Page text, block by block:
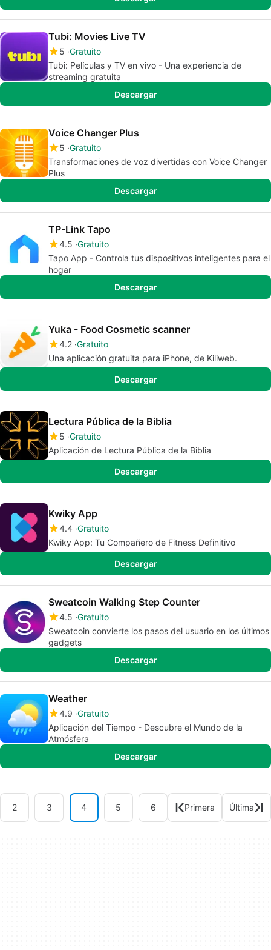
Tubi: Movies Live TV
5 Gratuito
Tubi: Películas y TV en vivo - Una experiencia de
streaming gratuita
Descargar
Voice Changer Plus
5 Gratuito
Transformaciones de voz divertidas con Voice Changer
Plus
Descargar
TP-Link Tapo
4.5 Gratuito
Tapo App - Controla tus dispositivos inteligentes para el
hogar
Descargar
Yuka - Food Cosmetic scanner
4.2 Gratuito
Una aplicación gratuita para iPhone, de Kiliweb.
Descargar
Lectura Pública de la Biblia
5 Gratuito
Aplicación de Lectura Pública de la Biblia
Descargar
Kwiky Арр
4.4 Gratuito
Kwiky App: Tu Compañero de Fitness Definitivo
Descargar
Sweatcoin Walking Step Counter
4.5 Gratuito
Sweatcoin convierte los pasos del usuario en los últimos
gadgets
Descargar
Weather
4.9 Gratuito
Aplicación del Tiempo - Descubre el Mundo de la
Atmósfera
Descargar
2 3 4 5 6 Primera Última